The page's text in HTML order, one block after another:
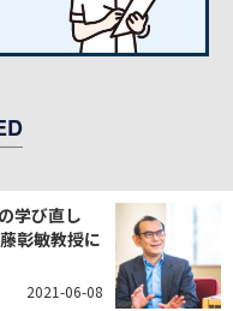
学び直し
彰敏教授に
2021-06-08